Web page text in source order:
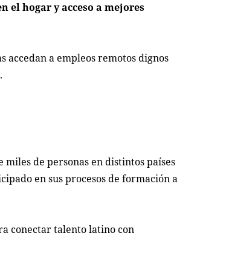
el hogar y acceso a mejores
accedan a empleos remotos dignos
de personas en distintos países
en sus procesos de formación a
conectar talento latino con